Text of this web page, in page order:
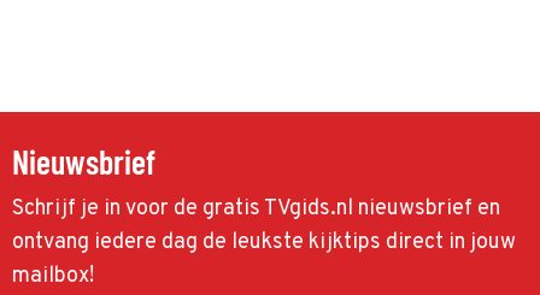
Nieuwsbrief
Schrijf je in voor de gratis TVgids.nl nieuwsbrief en
ontvang iedere dag de leukste kijktips direct in jouw
mailbox!